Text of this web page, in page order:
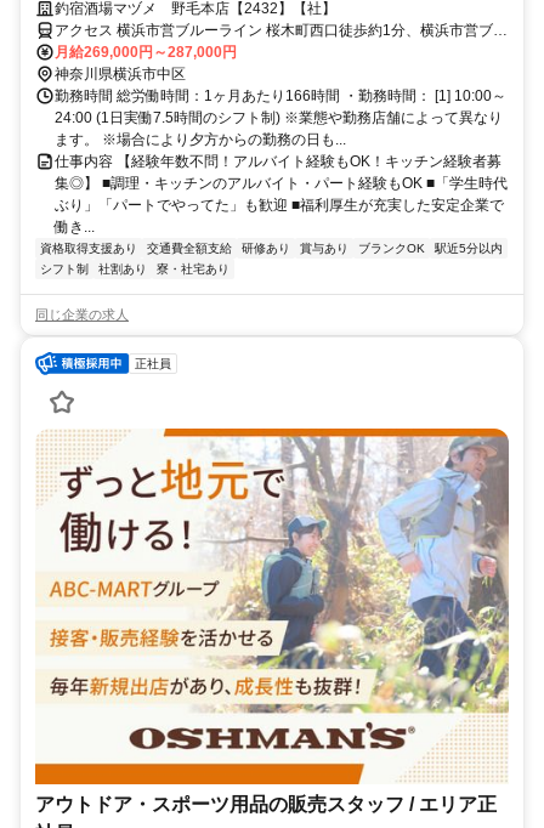
ーグループで店舗を支えるキッチンの核へ。
釣宿酒場マヅメ 野毛本店【2432】【社】
アクセス 横浜市営ブルーライン 桜木町西口徒歩約1分、横浜市営ブル
ーライン 関内7番口徒歩約8分、横浜高速鉄道みなとみらい線 みなと
みらい5番口徒歩約14分
月給269,000円～287,000円
神奈川県横浜市中区
勤務時間 総労働時間：1ヶ月あたり166時間 ・勤務時間： [1] 10:00～
24:00 (1日実働7.5時間のシフト制) ※業態や勤務店舗によって異なり
ます。 ※場合により夕方からの勤務の日も...
仕事内容 【経験年数不問！アルバイト経験もOK！キッチン経験者募
集◎】 ■調理・キッチンのアルバイト・パート経験もOK ■「学生時代
ぶり」「パートでやってた」も歓迎 ■福利厚生が充実した安定企業で
働き...
資格取得支援あり 交通費全額支給 研修あり 賞与あり ブランクOK
駅近5分以内
シフト制
社割あり 寮・社宅あり
同じ企業の求人
正社員
アウトドア・スポーツ用品の販売スタッフ / エリア正